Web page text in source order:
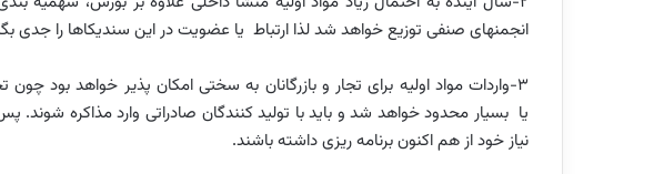
انجمنهای صنفی توزیع خواهد شد لذا ارتباط یا عضویت در این سندیکاها را جدی
3-واردات مواد اولیه برای تجار و بازرگانان به سختی امکان پذیر خواهد بود چون
یا بسیار محدود خواهد شد و باید با تولید کنندگان صادراتی وارد مذاکره شوند.
نیاز خود از هم اکنون برنامه ریزی داشته باشند.